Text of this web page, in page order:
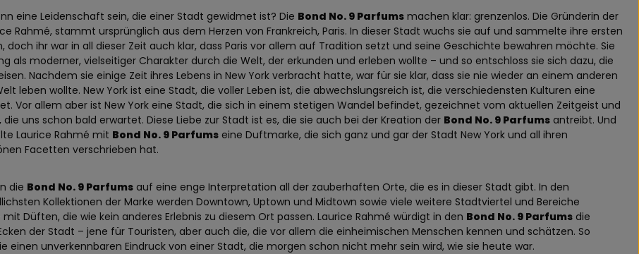
eine Leidenschaft sein, die einer Stadt gewidmet ist? Die Bond No. 9 Parfums machen klar: grenzenlos. Die Gründerin der
Rahmé, stammt ursprünglich aus dem Herzen von Frankreich, Paris. In dieser Stadt wuchs sie auf und sammelte ihre ersten
doch ihr war in all dieser Zeit auch klar, dass Paris vor allem auf Tradition setzt und seine Geschichte bewahren möchte. Sie
als moderner, vielseitiger Charakter durch die Welt, der erkunden und erleben wollte – und so entschloss sie sich dazu, die
Nachdem sie einige Zeit ihres Lebens in New York verbracht hatte, war für sie klar, dass sie nie wieder an einem anderen
leben wollte. New York ist eine Stadt, die voller Leben ist, die abwechslungsreich ist, die verschiedensten Kulturen eine
Vor allem aber ist New York eine Stadt, die sich in einem stetigen Wandel befindet, gezeichnet vom aktuellen Zeitgeist und
die uns schon bald erwartet. Diese Liebe zur Stadt ist es, die sie auch bei der Kreation der Bond No. 9 Parfums antreibt. Und
Laurice Rahmé mit Bond No. 9 Parfums eine Duftmarke, die sich ganz und gar der Stadt New York und all ihren
Facetten verschrieben hat.
die Bond No. 9 Parfums auf eine enge Interpretation all der zauberhaften Orte, die es in dieser Stadt gibt. In den
Kollektionen der Marke werden Downtown, Uptown und Midtown sowie viele weitere Stadtviertel und Bereiche
Düften, die wie kein anderes Erlebnis zu diesem Ort passen. Laurice Rahmé würdigt in den Bond No. 9 Parfums die
der Stadt – jene für Touristen, aber auch die, die vor allem die einheimischen Menschen kennen und schätzen. So
einen unverkennbaren Eindruck von einer Stadt, die morgen schon nicht mehr sein wird, wie sie heute war.